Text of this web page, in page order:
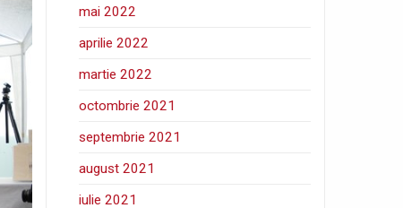
mai 2022
aprilie 2022
martie 2022
octombrie 2021
septembrie 2021
august 2021
iulie 2021